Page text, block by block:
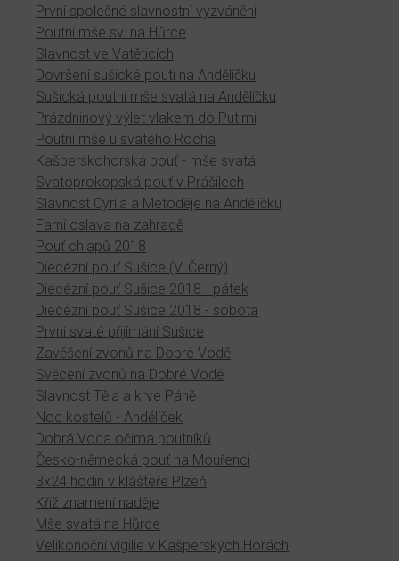
První společné slavnostní vyzvánění
Poutní mše sv. na Hůrce
Slavnost ve Vatěticích
Dovršení sušické pouti na Andělíčku
Sušická poutní mše svatá na Andělíčku
Prázdninový výlet vlakem do Putimi
Poutní mše u svatého Rocha
Kašperskohorská pouť - mše svatá
Svatoprokopská pouť v Prášilech
Slavnost Cyrila a Metoděje na Andělíčku
Farní oslava na zahradě
Pouť chlapů 2018
Diecézní pouť Sušice (V. Černý)
Diecézní pouť Sušice 2018 - pátek
Diecézní pouť Sušice 2018 - sobota
První svaté přijímání Sušice
Zavěšení zvonů na Dobré Vodě
Svěcení zvonů na Dobré Vodě
Slavnost Těla a krve Páně
Noc kostelů - Andělíček
Dobrá Voda očima poutníků
Česko-německá pouť na Mouřenci
3x24 hodin v klášteře Plzeň
Kříž znamení naděje
Mše svatá na Hůrce
Velikonoční vigilie v Kašperských Horách